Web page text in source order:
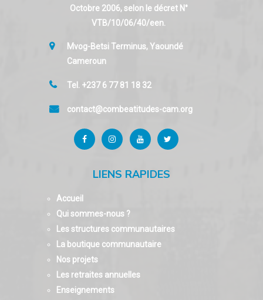
Octobre 2006, selon le décret N°
VTB/10/06/40/een.
Mvog-Betsi Terminus, Yaoundé
Cameroun
Tel. +237 6 77 81 18 32
contact@combeatitudes-cam.org
LIENS RAPIDES
Accueil
Qui sommes-nous ?
Les structures communautaires
La boutique communautaire
Nos projets
Les retraites annuelles
Enseignements